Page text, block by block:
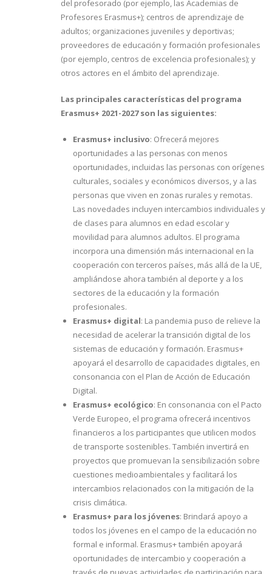
del profesorado (por ejemplo, las Academias de
Profesores Erasmus+); centros de aprendizaje de
adultos; organizaciones juveniles y deportivas;
proveedores de educación y formación profesionales
(por ejemplo, centros de excelencia profesionales); y
otros actores en el ámbito del aprendizaje.
Las principales características del programa
Erasmus+ 2021-2027 son las siguientes:
Erasmus+ inclusivo: Ofrecerá mejores
oportunidades a las personas con menos
oportunidades, incluidas las personas con orígenes
culturales, sociales y económicos diversos, y a las
personas que viven en zonas rurales y remotas.
Las novedades incluyen intercambios individuales y
de clases para alumnos en edad escolar y
movilidad para alumnos adultos. El programa
incorpora una dimensión más internacional en la
cooperación con terceros países, más allá de la UE,
ampliándose ahora también al deporte y a los
sectores de la educación y la formación
profesionales.
Erasmus+ digital: La pandemia puso de relieve la
necesidad de acelerar la transición digital de los
sistemas de educación y formación. Erasmus+
apoyará el desarrollo de capacidades digitales, en
consonancia con el Plan de Acción de Educación
Digital.
Erasmus+ ecológico: En consonancia con el Pacto
Verde Europeo, el programa ofrecerá incentivos
financieros a los participantes que utilicen modos
de transporte sostenibles. También invertirá en
proyectos que promuevan la sensibilización sobre
cuestiones medioambientales y facilitará los
intercambios relacionados con la mitigación de la
crisis climática.
Erasmus+ para los jóvenes: Brindará apoyo a
todos los jóvenes en el campo de la educación no
formal e informal. Erasmus+ también apoyará
oportunidades de intercambio y cooperación a